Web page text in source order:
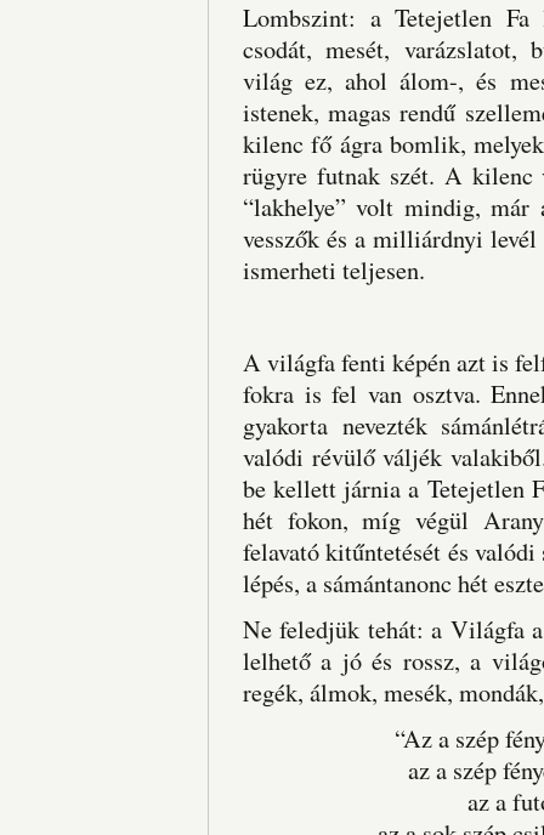
Lombszint: a Tetejetlen
csodát, mesét, varázslatot,
világ ez, ahol álom-, és
istenek, magas rendű
kilenc fő ágra bomlik,
rügyre futnak szét. A kilenc
“lakhelye” volt mindig,
vesszők és a milliárdnyi
ismerheti teljesen.
A világfa fenti képén azt is
fokra is fel van osztva.
gyakorta nevezték
valódi révülő váljék
be kellett járnia a Tetejetlen
hét fokon, míg végül
felavató kitűntetését és
lépés, a sámántanonc hét
Ne feledjük tehát: a Világfa
lelhető a jó és rossz, a
regék, álmok, mesék,
“Az a szép
az a szép
az a